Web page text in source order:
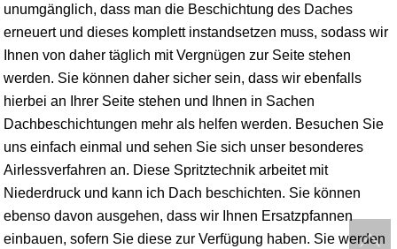
unumgänglich, dass man die Beschichtung des Daches
erneuert und dieses komplett instandsetzen muss, sodass wir
Ihnen von daher täglich mit Vergnügen zur Seite stehen
werden. Sie können daher sicher sein, dass wir ebenfalls
hierbei an Ihrer Seite stehen und Ihnen in Sachen
Dachbeschichtungen mehr als helfen werden. Besuchen Sie
uns einfach einmal und sehen Sie sich unser besonderes
Airlessverfahren an. Diese Spritztechnik arbeitet mit
Niederdruck und kann ich Dach beschichten. Sie können
ebenso davon ausgehen, dass wir Ihnen Ersatzpfannen
einbauen, sofern Sie diese zur Verfügung haben. Sie werden